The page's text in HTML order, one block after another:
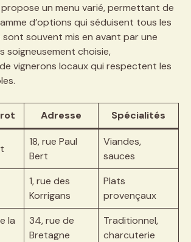
un menu varié, permettant de
d’options qui séduisent tous les
sont souvent mis en avant par une
soigneusement choisie,
vignerons locaux qui respectent les
Adresse Spécialités
18, rue Paul
Bert
Viandes,
sauces
1, rue des
Korrigans
Plats
provençaux
la
34, rue de
Bretagne
Traditionnel,
charcuterie